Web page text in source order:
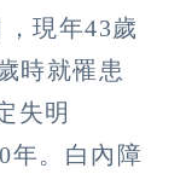
現年43歲
時就罹患
失明
年。白內障